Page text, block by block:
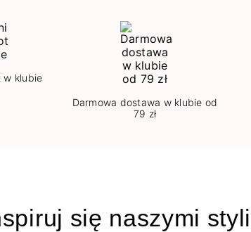
w klubie
Darmowa dostawa w klubie od
79 zł
się naszymi